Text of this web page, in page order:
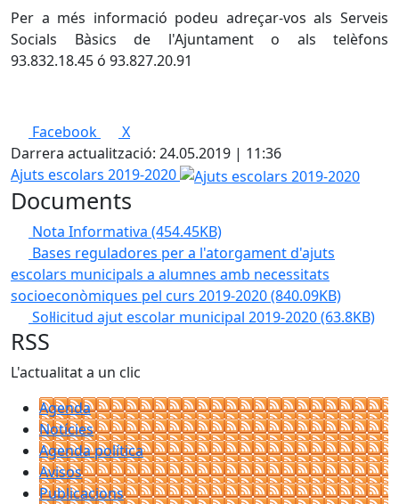
Per a més informació podeu adreçar-vos als Serveis
Socials Bàsics de l'Ajuntament o als telèfons
93.832.18.45 ó 93.827.20.91
Facebook
X
Darrera actualització: 24.05.2019 | 11:36
Ajuts escolars 2019-2020
Documents
Nota Informativa (454.45KB)
Bases reguladores per a l'atorgament d'ajuts
escolars municipals a alumnes amb necessitats
socioeconòmiques pel curs 2019-2020(840.09KB)
Sol·licitud ajut escolar municipal 2019-2020(63.8KB)
RSS
L'actualitat a un clic
Agenda
Notícies
Agenda política
Avisos
Publicacions